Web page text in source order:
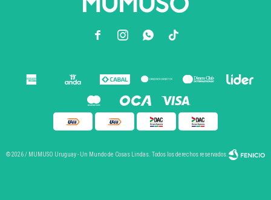
  
© 2026 / MUMUSO Uruguay - Un Mundo de Cosas Lindas. Todos los derechos reservados.